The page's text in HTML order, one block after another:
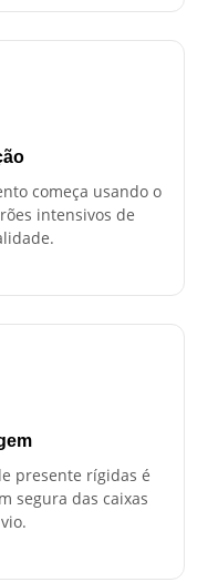
começa usando o
intensivos de
presente rígidas é
segura das caixas